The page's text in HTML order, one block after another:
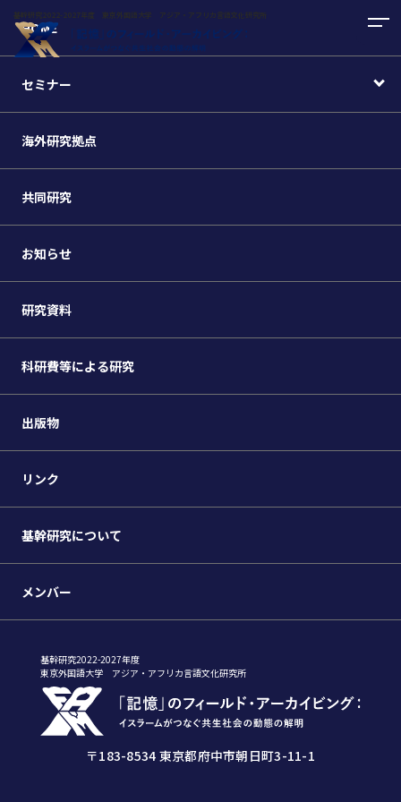
基幹研究2022-2027年度 東京外国語大学 アジア・アフリカ言語文化研究所
HOME
セミナー
海外研究拠点
共同研究
お知らせ
研究資料
科研費等による研究
出版物
リンク
基幹研究について
メンバー
基幹研究2022-2027年度
東京外国語大学 アジア・アフリカ言語文化研究所
〒183-8534 東京都府中市朝日町3-11-1